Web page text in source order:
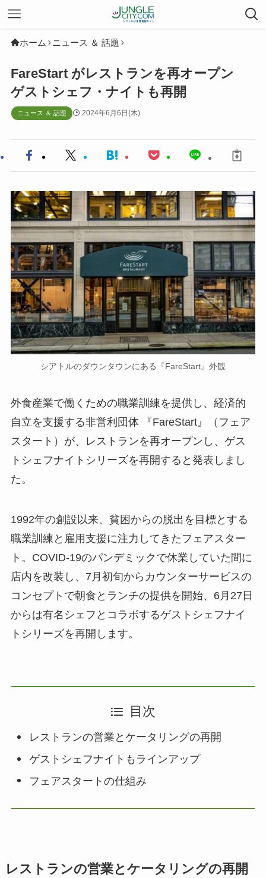
ホーム ニュース ＆ 話題
FareStart がレストランを再オープン
ゲストシェフ・ナイトも再開
ニュース ＆ 話題 2024年6月6日(木)
シアトルのダウンタウンにある『FareStart』外観
外食産業で働くための職業訓練を提供し、経済的
自立を支援する非営利団体 『FareStart』（フェア
スタート）が、レストランを再オープンし、ゲス
トシェフナイトシリーズを再開すると発表しまし
た。
1992年の創設以来、貧困からの脱出を目標とする
職業訓練と雇用支援に注力してきたフェアスター
ト。COVID-19のパンデミックで休業していた間に
店内を改装し、7月初旬からカウンターサービスの
コンセプトで朝食とランチの提供を開始、6月27日
からは有名シェフとコラボするゲストシェフナイ
トシリーズを再開します。
目次
レストランの営業とケータリングの再開
ゲストシェフナイトもラインアップ
フェアスタートの仕組み
レストランの営業とケータリングの再開